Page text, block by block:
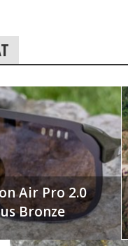
Air Pro 2.0
Bronze